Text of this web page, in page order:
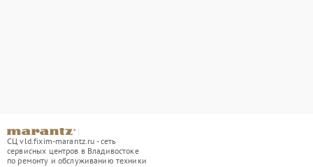
СЦ vld.fixim-marantz.ru - сеть
сервисных центров в Владивостоке
по ремонту и обслуживанию техники